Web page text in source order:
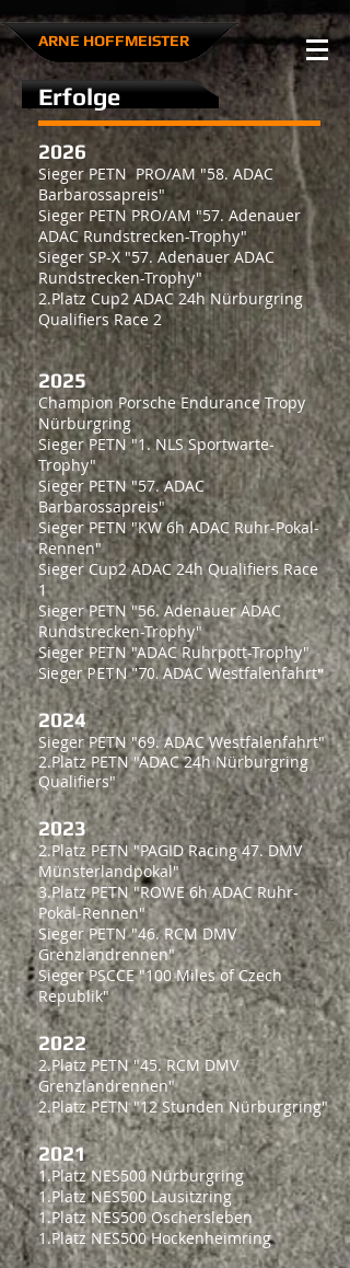
ARNE HOFFMEISTER​
Erfolge
2026
Sieger PETN PRO/AM "58. ADAC
Barbarossapreis"
Sieger PETN PRO/AM "57. Adenauer
ADAC Rundstrecken-Trophy"
Sieger SP-X "57. Adenauer ADAC
Rundstrecken-Trophy"
2.Platz Cup2 ADAC 24h Nürburgring
Qualifiers Race 2
2025
Champion Porsche Endurance Tropy
Nürburgring
Sieger PETN "1. NLS Sportwarte-
Trophy"
Sieger PETN "57. ADAC
Barbarossapreis"
Sieger PETN "KW 6h ADAC Ruhr-Pokal-
Rennen"
Sieger Cup2 ADAC 24h Qualifiers Race
1
Sieger PETN "56. Adenauer ADAC
Rundstrecken-Trophy"
Sieger PETN "ADAC Ruhrpott-Trophy"
Sieger PETN "70. ADAC Westfalenfahrt"
2024
Sieger PETN "69. ADAC Westfalenfahrt"
2.Platz PETN "ADAC 24h Nürburgring
Qualifiers"
2023
2.Platz PETN "PAGID Racing 47. DMV
Münsterlandpokal"
3.Platz PETN "ROWE 6h ADAC Ruhr-
Pokal-Rennen"
Sieger PETN "46. RCM DMV
Grenzlandrennen"
Sieger PSCCE "100 Miles of Czech
Republik"
2022
2.Platz PETN "45. RCMDMV
Grenzlandrennen"
2.Platz PETN"12 Stunden Nürburgring"
2021
1.Platz NES500 Nürburgring
1.Platz NES500 Lausitzring
1.Platz NES500 Oschersleben
1.Platz NES500 Hockenheimring